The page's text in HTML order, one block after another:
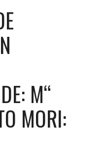
M“
MORI: